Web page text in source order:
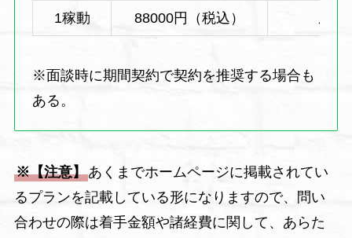
1稼動 88000円（税込）
※面談時に期間契約で契約を推奨する場合も
ある。
※【注意】あくまでホームページに掲載されてい
るプランを記載している形になりますので、問い
合わせの際は着手金額や諸経費に関して、あらた